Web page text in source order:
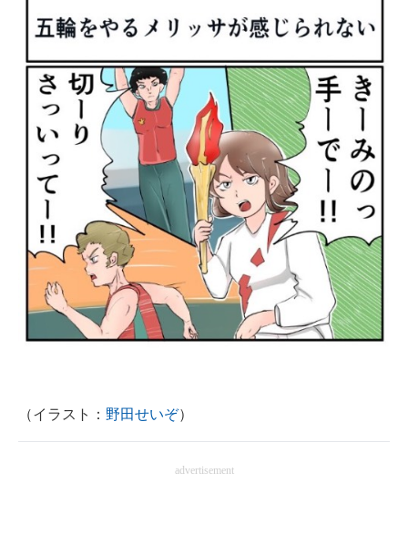
ビジネスと働き方のヒント
企業ITのトレンドを詳説
経営リーダーのコミュニティ
マーケ×ITの今がよく分かる
ITエンジニア向け専門サイト
企業向けIT製品の総合サイト
IT製品の技術・比較・事例
製造業のIT導入・活用を支援
エレクトロニクス専門サイト
電子設計の基本と応用
（イラスト： 野田せいぞ）
advertisement